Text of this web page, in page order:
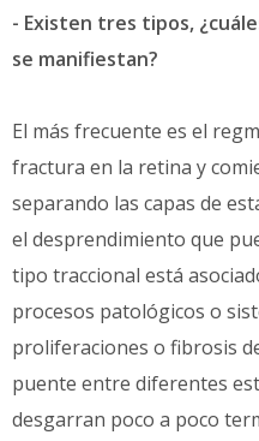
- Existen tres tipos,
se manifiestan?
El más frecuente es el
fractura en la retina y
separando las capas de
el desprendimiento que
tipo traccional está
procesos patológicos o
proliferaciones o fibrosis
puente entre diferentes
desgarran poco a poco